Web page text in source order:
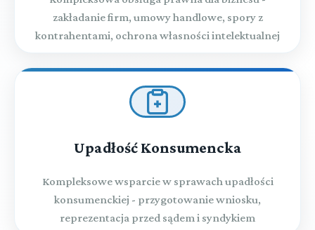
zakładanie firm, umowy handlowe, spory z
kontrahentami, ochrona własności intelektualnej
Upadłość Konsumencka
Kompleksowe wsparcie w sprawach upadłości
konsumenckiej - przygotowanie wniosku,
reprezentacja przed sądem i syndykiem